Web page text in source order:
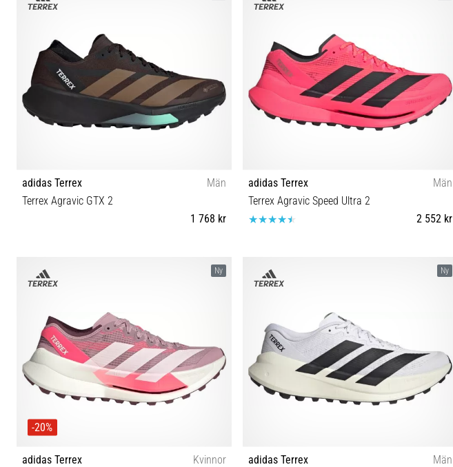
adidas Terrex
Män
Terrex Agravic GTX 2
1 768 kr
40⅔ 41⅓ 42 42⅔ 43⅓ 44 44⅔ 45⅓ 46 46⅔ 47⅓
adidas Terrex
Män
Terrex Agravic Speed Ultra 2
2 552 kr
44 40⅔ 41⅓ 42 42⅔ 43⅓ 44⅔ 45⅓ 46 46⅔ 47⅓
Ny
-20%
adidas Terrex
Kvinnor
Ny
adidas Terrex
Män